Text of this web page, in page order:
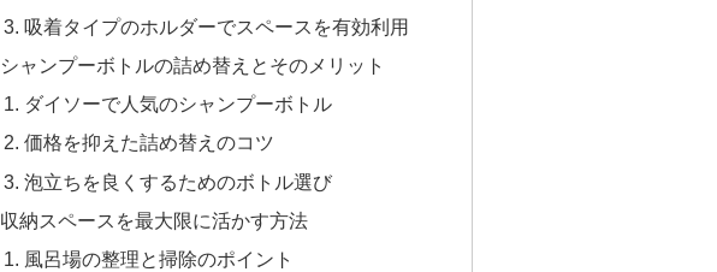
吸着タイプのホルダーでスペースを有効利用
シャンプーボトルの詰め替えとそのメリット
ダイソーで人気のシャンプーボトル
価格を抑えた詰め替えのコツ
泡立ちを良くするためのボトル選び
収納スペースを最大限に活かす方法
風呂場の整理と掃除のポイント